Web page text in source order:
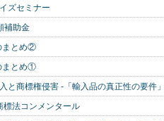
ズセミナー
補助金
まとめ②
まとめ①
入と商標権侵害 -「輸入品の真正性の要件
標法コンメンタール